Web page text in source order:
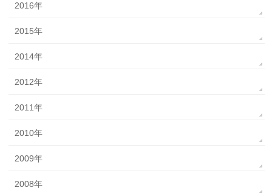
2016年
2015年
2014年
2012年
2011年
2010年
2009年
2008年